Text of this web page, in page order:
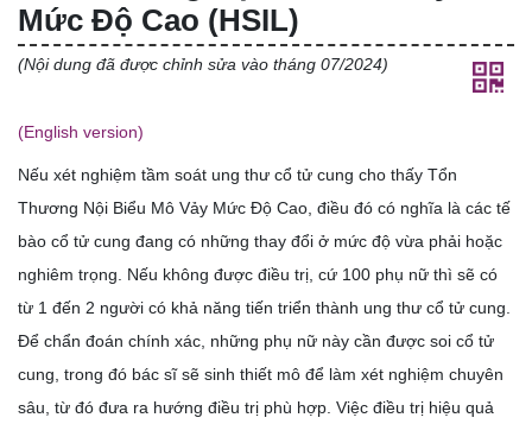
Mức Độ Cao (HSIL)
(Nội dung đã được chỉnh sửa vào tháng 07/2024)
(English version)
Nếu xét nghiệm tầm soát ung thư cổ tử cung cho thấy Tổn
Thương Nội Biểu Mô Vảy Mức Độ Cao, điều đó có nghĩa là các tế
bào cổ tử cung đang có những thay đổi ở mức độ vừa phải hoặc
nghiêm trọng. Nếu không được điều trị, cứ 100 phụ nữ thì sẽ có
từ 1 đến 2 người có khả năng tiến triển thành ung thư cổ tử cung.
Để chẩn đoán chính xác, những phụ nữ này cần được soi cổ tử
cung, trong đó bác sĩ sẽ sinh thiết mô để làm xét nghiệm chuyên
sâu, từ đó đưa ra hướng điều trị phù hợp. Việc điều trị hiệu quả